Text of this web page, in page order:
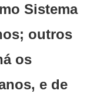
Sistema
outros
os
e de